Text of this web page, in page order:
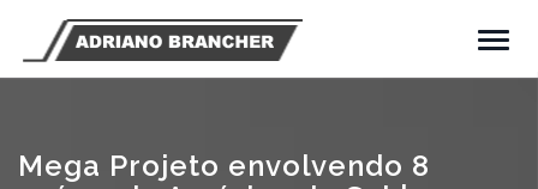
Mega Projeto envolvendo 8